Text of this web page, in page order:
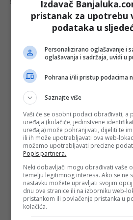
Vaša e-mail adresa neće biti
obavezna!
Ime*
Email
Komentar
Izdavač
pristanak za upotrebu
podataka u
Personalizirano oglašavanje i
oglašavanja i sadržaja, uvidi u
Pohrana i/ili pristup podacima
Saznajte više
Vaši će se osobni podaci obrađivati, a
uređaja (kolačiće, jedinstvene
uređaja) može pohranjivati, dijeliti te
ili ih može upotrebljavati ova web-
možemo upotrebljavati precizne
Popis partnera.
Neki dobavljači mogu obrađivati vaše
temelju legitimnog interesa. Ako se ne
nastavku možete upravljati svojim
dnu ove stranice ili na izborniku web-
pristankom ili povlačenje pristanka u
kolačića.